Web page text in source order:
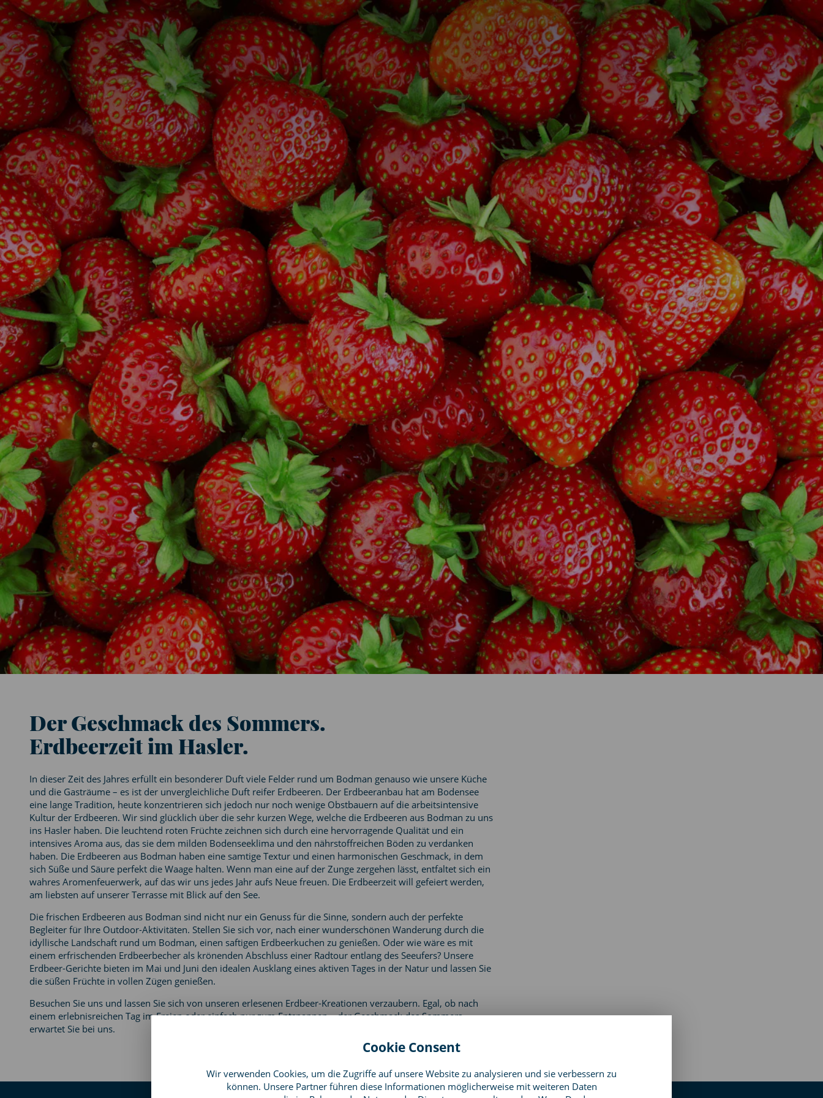
Der Geschmack des Sommers.
Erdbeerzeit im Hasler.
In dieser Zeit des Jahres erfüllt ein besonderer Duft viele Felder rund um Bodman genauso wie unsere Küche
und die Gasträume – es ist der unvergleichliche Duft reifer Erdbeeren. Der Erdbeeranbau hat am Bodensee
eine lange Tradition, heute konzentrieren sich jedoch nur noch wenige Obstbauern auf die arbeitsintensive
Kultur der Erdbeeren. Wir sind glücklich über die sehr kurzen Wege, welche die Erdbeeren aus Bodman zu uns
ins Hasler haben. Die leuchtend roten Früchte zeichnen sich durch eine hervorragende Qualität und ein
intensives Aroma aus, das sie dem milden Bodenseeklima und den nährstoffreichen Böden zu verdanken
haben. Die Erdbeeren aus Bodman haben eine samtige Textur und einen harmonischen Geschmack, in dem
sich Süße und Säure perfekt die Waage halten. Wenn man eine auf der Zunge zergehen lässt, entfaltet sich ein
wahres Aromenfeuerwerk, auf das wir uns jedes Jahr aufs Neue freuen. Die Erdbeerzeit will gefeiert werden,
am liebsten auf unserer Terrasse mit Blick auf den See.
Die frischen Erdbeeren aus Bodman sind nicht nur ein Genuss für die Sinne, sondern auch der perfekte
Begleiter für Ihre Outdoor-Aktivitäten. Stellen Sie sich vor, nach einer wunderschönen Wanderung durch die
idyllische Landschaft rund um Bodman, einen saftigen Erdbeerkuchen zu genießen. Oder wie wäre es mit
einem erfrischenden Erdbeerbecher als krönenden Abschluss einer Radtour entlang des Seeufers? Unsere
Erdbeer-Gerichte bieten im Mai und Juni den idealen Ausklang eines aktiven Tages in der Natur und lassen Sie
die süßen Früchte in vollen Zügen genießen.
Besuchen Sie uns und lassen Sie sich von unseren erlesenen Erdbeer-Kreationen verzaubern. Egal, ob nach
einem erlebnisreichen Tag im Freien oder einfach nur zum Entspannen – der Geschmack des Sommers
erwartet Sie bei uns.
Cookie Consent
Wir verwenden Cookies, um die Zugriffe auf unsere Website zu analysieren und sie verbessern zu
können. Unsere Partner führen diese Informationen möglicherweise mit weiteren Daten